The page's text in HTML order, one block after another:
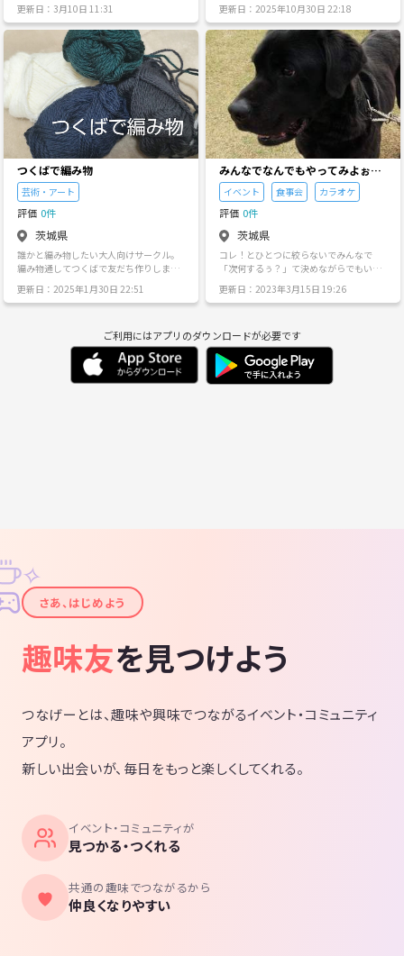
す！ 好きなジャンルのアニオタですが、
昭和アイドルも好きなのでフリーで色々
な方の歌を聴きたいのでフリーです🎶 都
合が合えば是非✨ (トラブル、出会い目
的は禁止です❌)
更新日：3月10日 11:31
休みですが平日の夜も空いているので、
一緒にゆる〜く楽しみましょう😄 初心者
の方も🔰ベテラン歌手の方も🎙️ 一緒に行
けなくてもこういった曲が好きなど、気
軽に語り合いましょう✨
更新日：2025年10月30日 22:18
つくばで編み物
芸術・アート
評価 0件
茨城県
誰かと編み物したい大人向けサークル。
編み物通してつくばで友だち作りしませ
編むもよし。 楽しく編みましょう。 場所
はファミレスやカフェ、カラオケを考え
更新日：2025年1月30日 22:51
みんなでなんでもやってみよぉ~~
~イベント 食事会 カラオケ
評価 0件
茨城県
コレ！とひとつに絞らないでみんなで
「次何するぅ？」て決めながらでもいい
サークル作ってみました٩( ᐛ )و ご飯食べ
たりお酒飲んだりということから、みん
ら一緒にやってみたり。例えば~例えばで
すよ？将棋クラブにみんなで1日体験行っ
てみる~とか。笑 ちなみに私は将棋をや
ってそうな雰囲気も能力も持ち合わせて
更新日：2023年3月15日 19:26
ご利用にはアプリのダウンロードが必要です
✦
✧
さあ、はじめよう
趣味友を見つけよう
つなげーとは、趣味や興味でつながるイベント・コミュニティ
アプリ。
新しい出会いが、毎日をもっと楽しくしてくれる。
イベント・コミュニティが
見つかる・つくれる
共通の趣味でつながるから
仲良くなりやすい